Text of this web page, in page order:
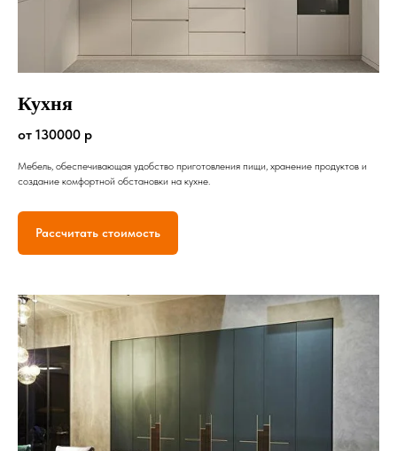
Кухня
от 130000 р
Мебель, обеспечивающая удобство приготовления пищи, хранение продуктов и
создание комфортной обстановки на кухне.
Рассчитать стоимость